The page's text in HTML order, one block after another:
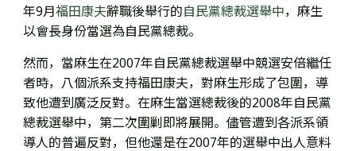
年9月福田康夫辭職後舉行的自民黨總裁選舉中，麻生
以會長身份當選為自民黨總裁。
然而， 當麻生在2007年自民黨總裁選舉中競選安倍繼任
者時，八個派系支持福田康夫， 對麻生形成了包圍， 導
致他遭到廣泛反對。在麻生當選總裁後的2008年自民黨
總裁選舉中，第二次圍剿即將展開。 儘管遭到各派系領
導人的普遍反對，但他還是在2007年的選舉中出人意料